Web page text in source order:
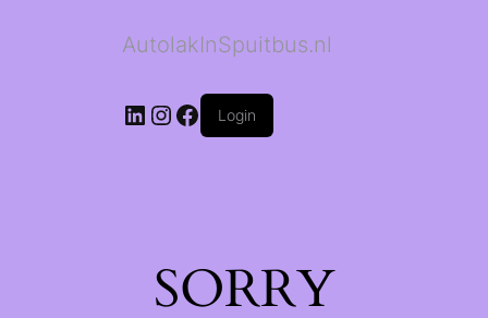
AutolakInSpuitbus.nl
LinkedIn
Instagram
Facebook
Login
SORRY